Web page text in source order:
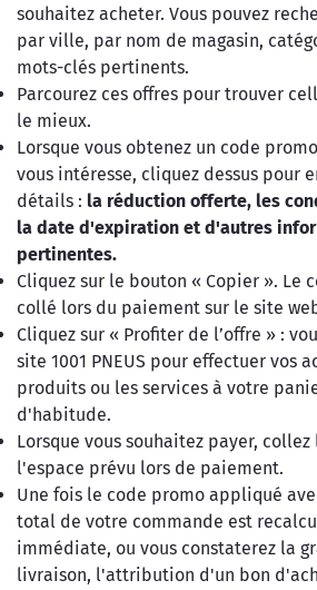
souhaitez acheter. Vous pouvez
par ville, par nom de magasin,
mots-clés pertinents.
Parcourez ces offres pour trouver
le mieux.
Lorsque vous obtenez un code promo
vous intéresse, cliquez dessus pour
détails : la réduction offerte, les
la date d'expiration et d'autres
pertinentes.
Cliquez sur le bouton « Copier ». Le
collé lors du paiement sur le site web
Cliquez sur « Profiter de l’offre » :
site 1001 PNEUS pour effectuer vos
produits ou les services à votre
d'habitude.
Lorsque vous souhaitez payer,
l'espace prévu lors de paiement.
Une fois le code promo appliqué
total de votre commande est
immédiate, ou vous constaterez la
livraison, l'attribution d'un bon